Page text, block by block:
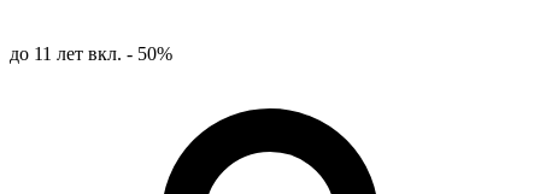
до 11 лет вкл. - 50%